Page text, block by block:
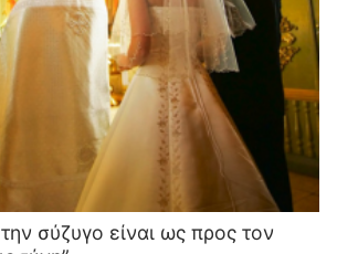
σύζυγο είναι ως προς τον